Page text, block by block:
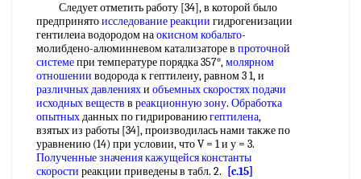
Следует отметить работу [34], в которой было
предпринятоисследование реакции гидрогенизации
гентилеиа водородом наокисном кобальто-
молибдено-алюминневом катализаторе в проточной
системепри температуре порядка 357°,молярном
отношении водорода к гептилеиу, равном 3 1, и
различных давленияхи объемных скоростях подачи
исходных веществ в реакционную зону. Обработка
опытныхданных по гидрированиюгептилена,
взятых из работы [34], производилась нами также по
уравнению (14) при условии, что V = 1 и у = 3.
Полученные значениякажущейся константы
скорости реакции приведены в табл. 2.
[c.15]